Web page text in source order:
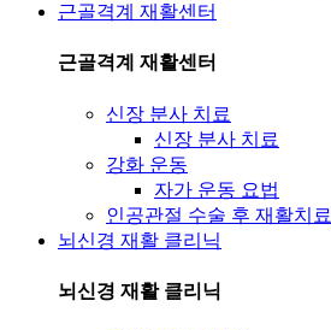
근골격계 재활센터
근골격계 재활센터
신장 분사 치료
신장 분사 치료
강화 운동
자가 운동 요법
인공관절 수술 후 재활치료
뇌신경 재활 클리닉
뇌신경 재활 클리닉